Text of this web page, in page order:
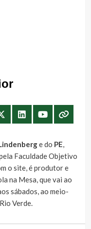
e do PE,
Faculdade Objetivo
o site, é produtor e
na Mesa, que vai ao
sábados, ao meio-
Verde.